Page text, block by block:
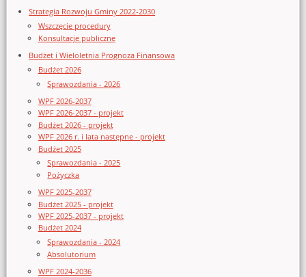
Strategia Rozwoju Gminy 2022-2030
Wszczęcie procedury
Konsultacje publiczne
Budżet i Wieloletnia Prognoza Finansowa
Budżet 2026
Sprawozdania - 2026
WPF 2026-2037
WPF 2026-2037 - projekt
Budżet 2026 - projekt
WPF 2026 r. i lata następne - projekt
Budżet 2025
Sprawozdania - 2025
Pożyczka
WPF 2025-2037
Budżet 2025 - projekt
WPF 2025-2037 - projekt
Budżet 2024
Sprawozdania - 2024
Absolutorium
WPF 2024-2036